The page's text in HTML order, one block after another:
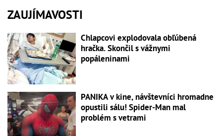
ZAUJÍMAVOSTI
Chlapcovi explodovala obľúbená
hračka. Skončil s vážnymi
popáleninami
PANIKA v kine, návštevníci hromadne
opustili sálu! Spider-Man mal
problém s vetrami